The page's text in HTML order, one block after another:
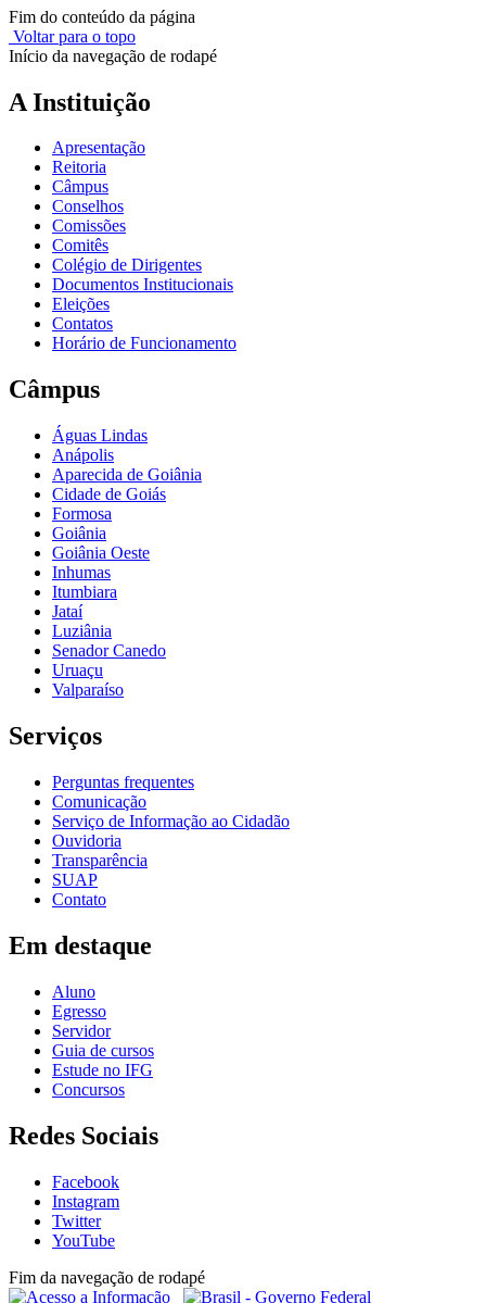
Fim do conteúdo da página
Voltar para o topo
Início da navegação de rodapé
A Instituição
Apresentação
Reitoria
Câmpus
Conselhos
Comissões
Comitês
Colégio de Dirigentes
Documentos Institucionais
Eleições
Contatos
Horário de Funcionamento
Câmpus
Águas Lindas
Anápolis
Aparecida de Goiânia
Cidade de Goiás
Formosa
Goiânia
Goiânia Oeste
Inhumas
Itumbiara
Jataí
Luziânia
Senador Canedo
Uruaçu
Valparaíso
Serviços
Perguntas frequentes
Comunicação
Serviço de Informação ao Cidadão
Ouvidoria
Transparência
SUAP
Contato
Em destaque
Aluno
Egresso
Servidor
Guia de cursos
Estude no IFG
Concursos
Redes Sociais
Facebook
Instagram
Twitter
YouTube
Fim da navegação de rodapé